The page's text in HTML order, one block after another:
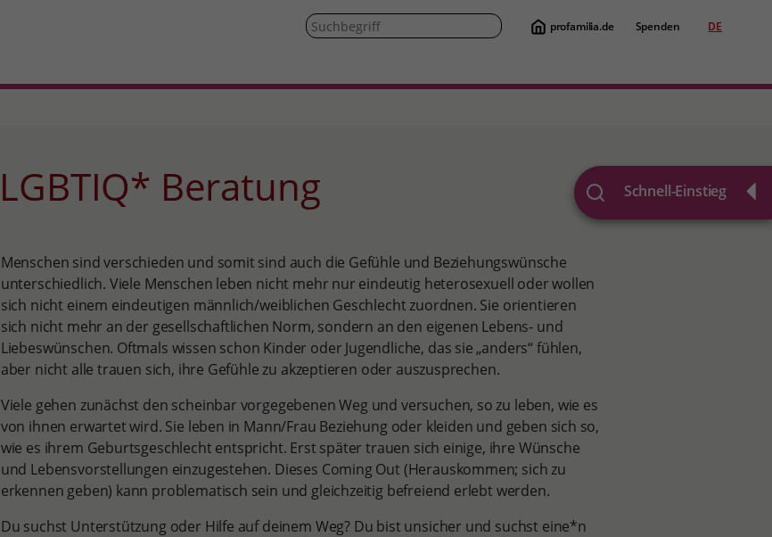
profamilia.de Spenden DE
Schnell-Einstieg
LGBTIQ* Beratung
Menschen sind verschieden und somit sind auch die Gefühle und Beziehungswünsche
unterschiedlich. Viele Menschen leben nicht mehr nur eindeutig heterosexuell oder wollen
sich nicht einem eindeutigen männlich/weiblichen Geschlecht zuordnen. Sie orientieren
sich nicht mehr an der gesellschaftlichen Norm, sondern an den eigenen Lebens- und
Liebeswünschen. Oftmals wissen schon Kinder oder Jugendliche, das sie „anders“ fühlen,
aber nicht alle trauen sich, ihre Gefühle zu akzeptieren oder auszusprechen.
Viele gehen zunächst den scheinbar vorgegebenen Weg und versuchen, so zu leben, wie es
von ihnen erwartet wird. Sie leben in Mann/Frau Beziehung oder kleiden und geben sich so,
wie es ihrem Geburtsgeschlecht entspricht. Erst später trauen sich einige, ihre Wünsche
und Lebensvorstellungen einzugestehen. Dieses Coming Out (Herauskommen; sich zu
erkennen geben) kann problematisch sein und gleichzeitig befreiend erlebt werden.
Du suchst Unterstützung oder Hilfe auf deinem Weg? Du bist unsicher und suchst eine*n